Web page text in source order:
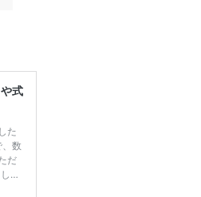
式
た
数
だ
ま